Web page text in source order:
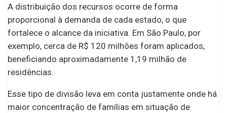
A distribuição dos recursos ocorre de forma
proporcional à demanda de cada estado, o que
fortalece o alcance da iniciativa. Em São Paulo, por
exemplo, cerca de R$ 120 milhões foram aplicados,
beneficiando aproximadamente 1,19 milhão de
residências.
Esse tipo de divisão leva em conta justamente onde há
maior concentração de famílias em situação de